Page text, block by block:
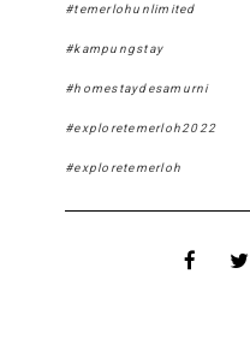
#temerlohunlimited
#kampungstay
#homestaydesamurni
#exploretemerloh2022
#exploretemerloh